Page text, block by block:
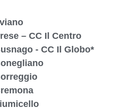
– CC Il Centro
- CC Il Globo*